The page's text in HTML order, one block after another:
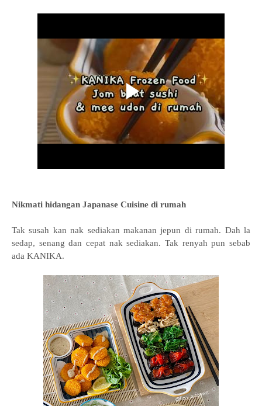
Nikmati hidangan Japanase Cuisine di rumah
Tak susah kan nak sediakan makanan jepun di rumah. Dah la
sedap, senang dan cepat nak sediakan. Tak renyah pun sebab
ada KANIKA.